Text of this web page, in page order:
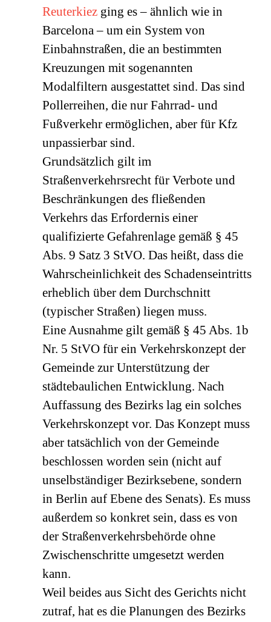
Reuterkiez ging es – ähnlich wie in
Barcelona – um ein System von
Einbahnstraßen, die an bestimmten
Kreuzungen mit sogenannten
Modalfiltern ausgestattet sind. Das sind
Pollerreihen, die nur Fahrrad- und
Fußverkehr ermöglichen, aber für Kfz
unpassierbar sind.
Grundsätzlich gilt im
Straßenverkehrsrecht für Verbote und
Beschränkungen des fließenden
Verkehrs das Erfordernis einer
qualifizierte Gefahrenlage gemäß § 45
Abs. 9 Satz 3 StVO. Das heißt, dass die
Wahrscheinlichkeit des Schadenseintritts
erheblich über dem Durchschnitt
(typischer Straßen) liegen muss.
Eine Ausnahme gilt gemäß § 45 Abs. 1b
Nr. 5 StVO für ein Verkehrskonzept der
Gemeinde zur Unterstützung der
städtebaulichen Entwicklung. Nach
Auffassung des Bezirks lag ein solches
Verkehrskonzept vor. Das Konzept muss
aber tatsächlich von der Gemeinde
beschlossen worden sein (nicht auf
unselbständiger Bezirksebene, sondern
in Berlin auf Ebene des Senats). Es muss
außerdem so konkret sein, dass es von
der Straßenverkehrsbehörde ohne
Zwischenschritte umgesetzt werden
kann.
Weil beides aus Sicht des Gerichts nicht
zutraf, hat es die Planungen des Bezirks